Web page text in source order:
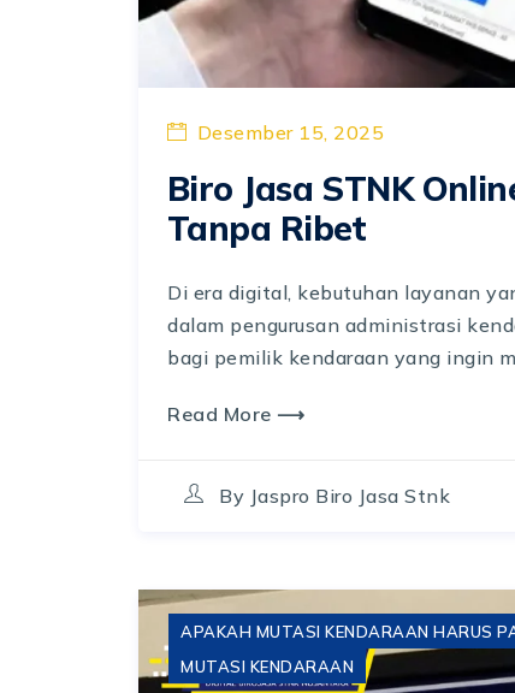
Desember 15, 2025
Biro Jasa STNK
Tanpa Ribet
Di era digital, kebutuhan layanan
dalam pengurusan administrasi
bagi pemilik kendaraan yang ingin
Read More ⟶
By Jaspro Biro Jasa Stnk
APAKAH MUTASI KENDARAAN HARUS
MUTASI KENDARAAN